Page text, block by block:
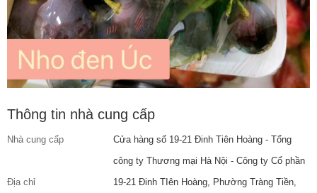
Thông tin nhà cung cấp
Nhà cung cấp
Cửa hàng số 19-21 Đinh Tiên Hoàng - Tổng
công ty Thương mại Hà Nội - Công ty Cổ phần
Địa chỉ
19-21 Đinh TIên Hoàng, Phường Tràng Tiền,